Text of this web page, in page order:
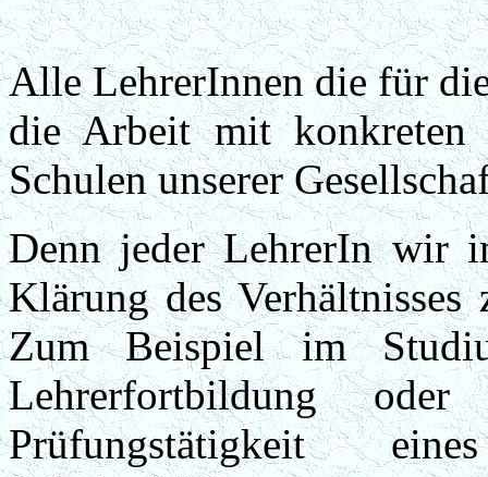
Alle LehrerInnen die für
die Arbeit mit konkreten
Schulen unserer
Denn jeder LehrerIn wir
Klärung des
Zum Beispiel im
Lehrerfortbildung
Prüfungstätigkeit